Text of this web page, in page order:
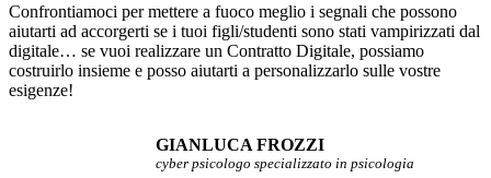
Confrontiamoci per mettere a fuoco meglio i segnali che possono
aiutarti ad accorgerti se i tuoi figli/studenti sono stati vampirizzati dal
digitale… se vuoi realizzare un Contratto Digitale, possiamo
costruirlo insieme e posso aiutarti a personalizzarlo sulle vostre
esigenze!
GIANLUCA FROZZI
cyber psicologo specializzato in psicologia